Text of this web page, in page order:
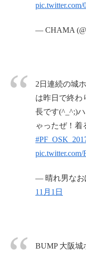
pic.twitter.com/
— CHAMA
2日連続の城
は昨日で終わ
長です(^_^;)
ゃったぜ！着
— 晴れ男なお
11月1日
BUMP 大阪城